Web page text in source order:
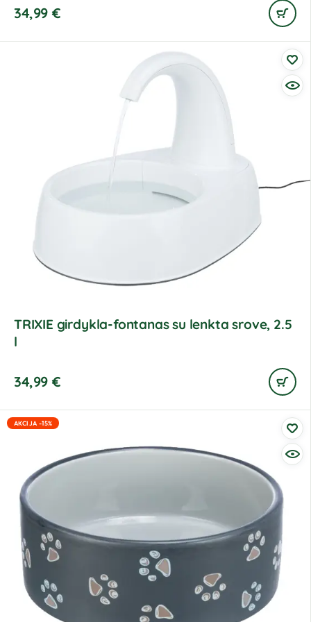
34,99 €
TRIXIE girdykla-fontanas su lenkta srove, 2.5
l
34,99 €
AKCIJA -15%